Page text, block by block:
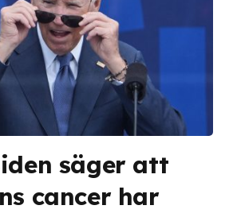
säger att
cancer har